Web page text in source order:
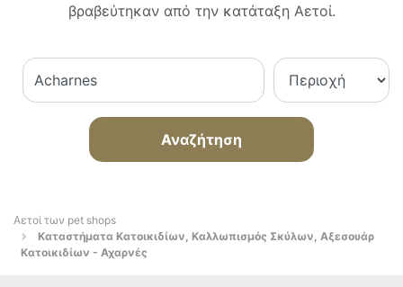
βραβεύτηκαν από την κατάταξη Αετοί.
Αναζήτηση
Αετοί των pet shops
Καταστήματα Κατοικιδίων, Καλλωπισμός Σκύλων, Αξεσουάρ
Κατοικιδίων - Αχαρνές